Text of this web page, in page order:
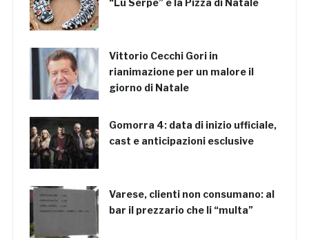
“Lu Serpe” e la Pizza di Natale
Vittorio Cecchi Gori in
rianimazione per un malore il
giorno di Natale
Gomorra 4: data di inizio ufficiale,
cast e anticipazioni esclusive
Varese, clienti non consumano: al
bar il prezzario che li “multa”